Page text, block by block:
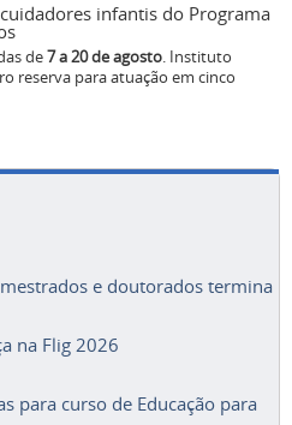
infantis do Programa
de7 a 20 de agosto. Instituto
reserva para atuação em cinco
e doutorados termina
na Flig 2026
para curso de Educação para